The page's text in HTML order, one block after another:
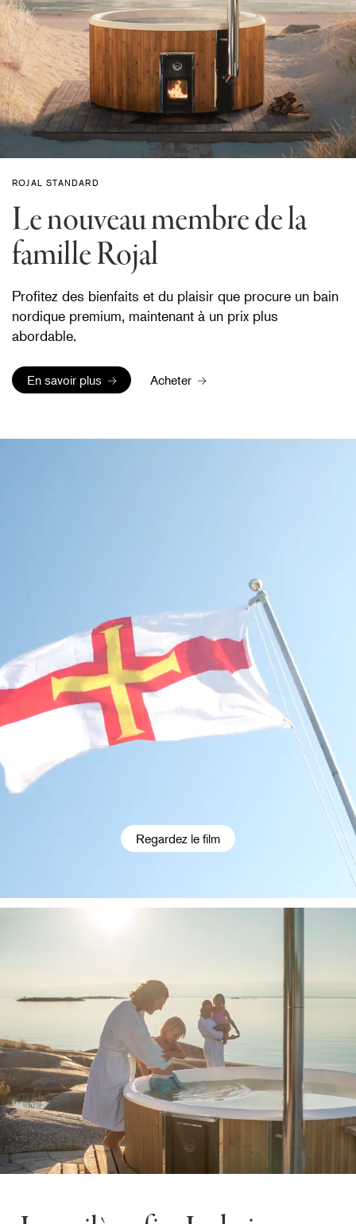
ROJAL STANDARD
Le nouveau membre de la
famille Rojal
Profitez des bienfaits et du plaisir que procure un bain
nordique premium, maintenant à un prix plus
abordable.
En savoir plus Acheter
Regardez le film